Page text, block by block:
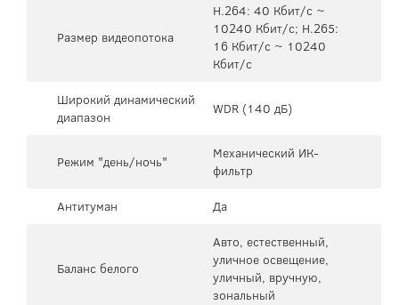
Размер видеопотока
H.264: 40 Кбит/с ~
10240 Кбит/с; H.265:
16 Кбит/с ~ 10240
Кбит/с
Широкий динамический
диапазон
WDR (140 дБ)
Режим "день/ночь"
Механический ИК-
фильтр
Антитуман
Да
Баланс белого
Авто, естественный,
уличное освещение,
уличный, вручную,
зональный